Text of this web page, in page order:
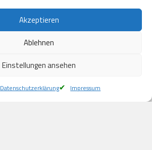
Akzeptieren
Ablehnen
Einstellungen ansehen
Datenschutzerklärung Impressum